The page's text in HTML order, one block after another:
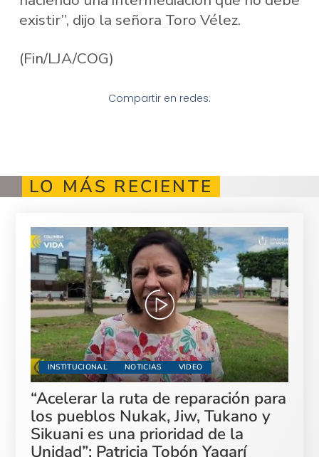
existir”, dijo la señora Toro Vélez.
(Fin/LJA/COG)
Compartir en redes:
LO MÁS RECIENTE
INSTITUCIONAL NOTICIAS VIDEO
“Acelerar la ruta de reparación para
los pueblos Nukak, Jiw, Tukano y
Sikuani es una prioridad de la
Unidad”: Patricia Tobón Yagarí